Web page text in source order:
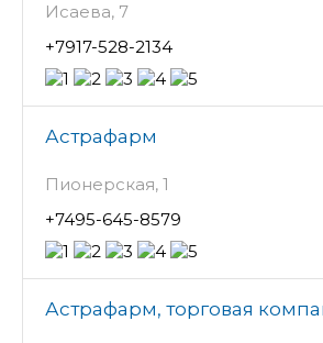
Исаева, 7
+7917-528-2134
Астрафарм
Пионерская, 1
+7495-645-8579
Астрафарм, торговая